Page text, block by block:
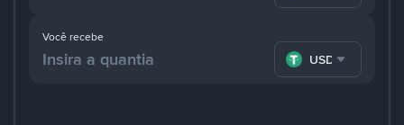
Você recebe
USDT